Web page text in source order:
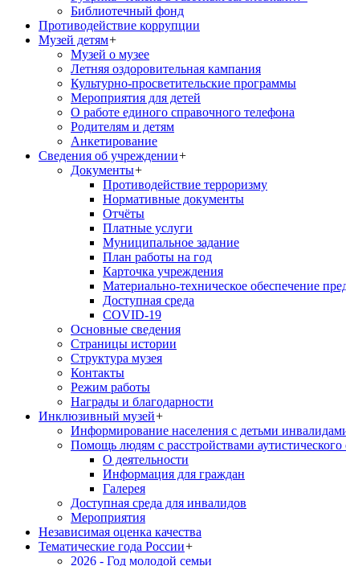
Библиотечный фонд
Противодействие коррупции
Музей детям+
Музей о музее
Летняя оздоровительная кампания
Культурно-просветительские программы
Мероприятия для детей
О работе единого справочного телефона
Родителям и детям
Анкетирование
Сведения об учреждении+
Документы+
Противодействие терроризму
Нормативные документы
Отчёты
Платные услуги
Муниципальное задание
План работы на год
Карточка учреждения
Материально-техническое обеспечение
Доступная среда
COVID-19
Основные сведения
Страницы истории
Структура музея
Контакты
Режим работы
Награды и благодарности
Инклюзивный музей+
Информирование населения с детьми
Помощь людям с расстройствами
О деятельности
Информация для граждан
Галерея
Доступная среда для инвалидов
Мероприятия
Независимая оценка качества
Тематические года России+
2026 - Год молодой семьи